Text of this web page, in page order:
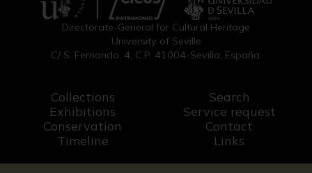
Directorate-General for Cultural Heritage
University of Seville
C/ S. Fernando, 4, C.P. 41004-Sevilla, España.
Collections
Exhibitions
Conservation
Timeline
Search
Service request
Contact
Links